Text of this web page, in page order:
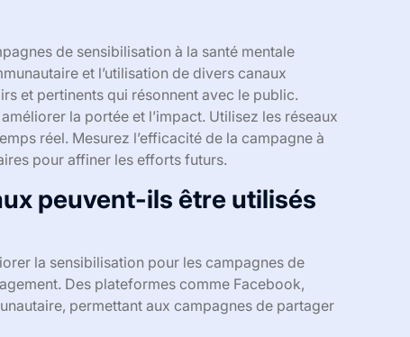
de sensibilisation à la santé mentale
et l’utilisation de divers canaux
et pertinents qui résonnent avec le public.
la portée et l’impact. Utilisez les réseaux
réel. Mesurez l’efficacité de la campagne à
pour affiner les efforts futurs.
peuvent-ils être utilisés
la sensibilisation pour les campagnes de
Des plateformes comme Facebook,
permettant aux campagnes de partager